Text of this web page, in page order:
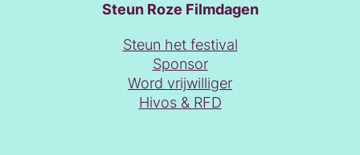
Steun Roze Filmdagen
Steun het festival
Sponsor
Word vrijwilliger
Hivos & RFD